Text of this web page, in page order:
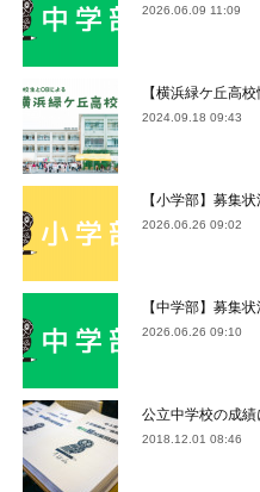
2026.06.09 11:09
【横浜緑ケ丘高
2024.09.18 09:43
【小学部】募集
2026.06.26 09:02
【中学部】募集
2026.06.26 09:10
公立中学校の成
2018.12.01 08:46